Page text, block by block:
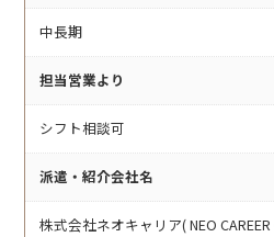
中長期
担当営業より
シフト相談可
派遣・紹介会社名
株式会社ネオキャリア( NEO CAREER